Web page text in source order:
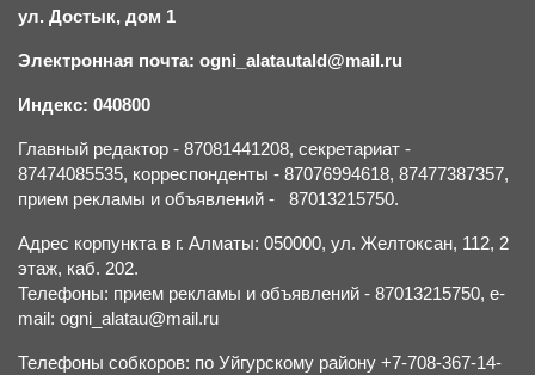
ул. Достык, дом 1
Электронная почта: ogni_alatautald@mail.ru
Индекс: 040800
Главный редактор - 87081441208, секретариат -
87474085535, корреспонденты - 87076994618, 87477387357,
прием рекламы и объявлений - 87013215750.
Адрес корпункта в г. Алматы: 050000, ул. Желтоксан, 112, 2
этаж, каб. 202.
Телефоны: прием рекламы и объявлений - 87013215750, e-
mail: ogni_alatau@mail.ru
Телефоны собкоров: по Уйгурскому району +7-708-367-14-